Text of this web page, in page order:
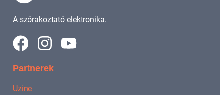
A szórakoztató elektronika.
Partnerek
Uzine